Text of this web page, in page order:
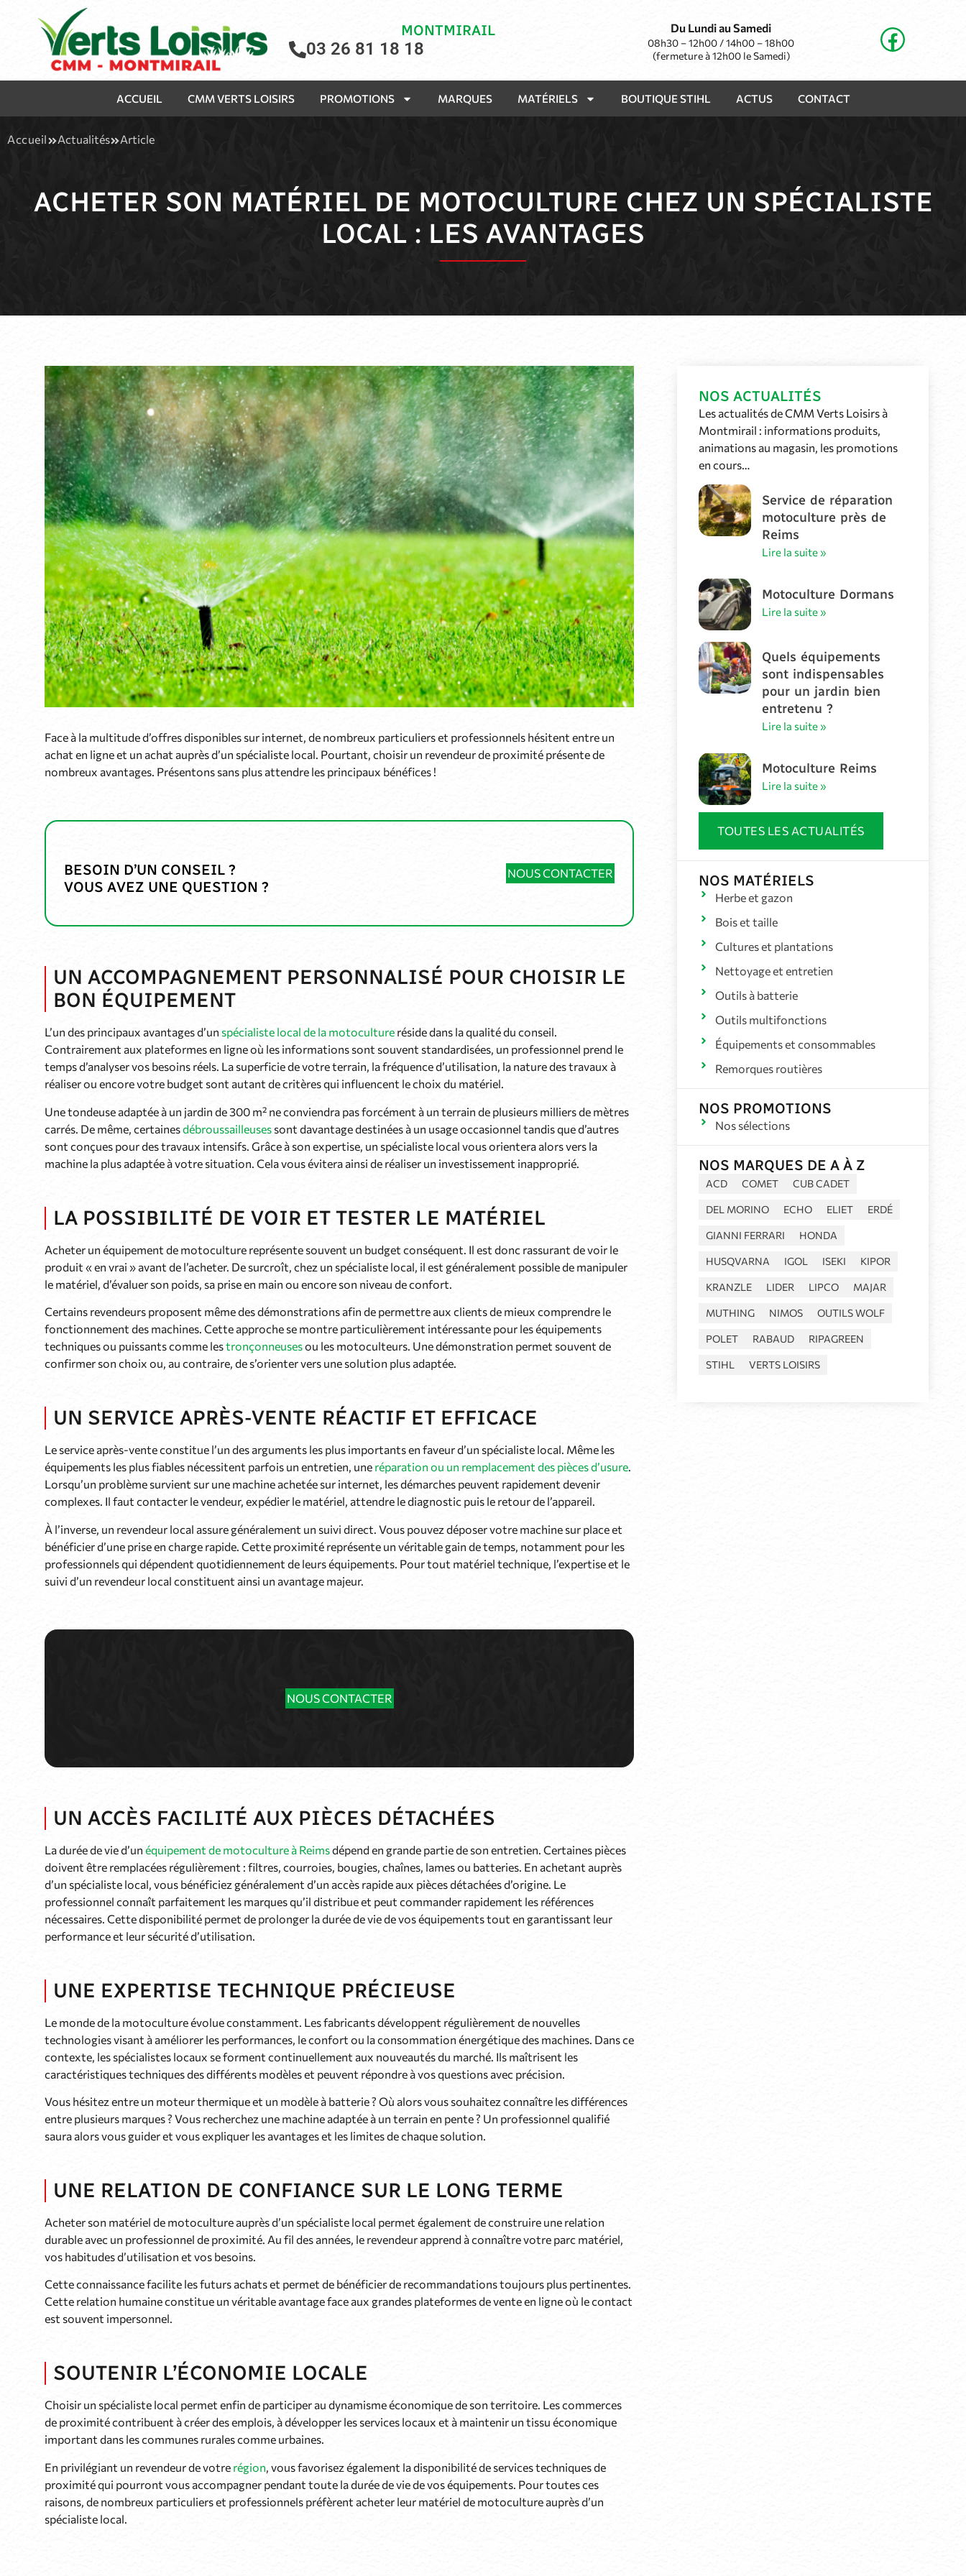
MONTMIRAIL
03 26 81 18 18
Du Lundi au Samedi
08h30 – 12h00 / 14h00 – 18h00
(fermeture à 12h00 le Samedi)
ACCUEIL CMM VERTS LOISIRS PROMOTIONS MARQUES MATÉRIELS BOUTIQUE STIHL ACTUS CONTACT
Accueil Actualités Article
ACHETER SON MATÉRIEL DE MOTOCULTURE CHEZ UN SPÉCIALISTE
LOCAL : LES AVANTAGES
Face à la multitude d’offres disponibles sur internet, de nombreux particuliers et professionnels hésitent entre un
achat en ligne et un achat auprès d’un spécialiste local. Pourtant, choisir un revendeur de proximité présente de
nombreux avantages. Présentons sans plus attendre les principaux bénéfices !
BESOIN D’UN CONSEIL ?
VOUS AVEZ UNE QUESTION ?
NOUS CONTACTER
UN ACCOMPAGNEMENT PERSONNALISÉ POUR CHOISIR LE
BON ÉQUIPEMENT
L’un des principaux avantages d’un spécialiste local de la motoculture réside dans la qualité du conseil.
Contrairement aux plateformes en ligne où les informations sont souvent standardisées, un professionnel prend le
temps d’analyser vos besoins réels. La superficie de votre terrain, la fréquence d’utilisation, la nature des travaux à
réaliser ou encore votre budget sont autant de critères qui influencent le choix du matériel.
Une tondeuse adaptée à un jardin de 300 m² ne conviendra pas forcément à un terrain de plusieurs milliers de mètres
carrés. De même, certainesdébroussailleuses sont davantage destinées à un usage occasionnel tandis que d’autres
sont conçues pour des travaux intensifs. Grâce à son expertise, un spécialiste local vous orientera alors vers la
machine la plus adaptée à votre situation. Cela vous évitera ainsi de réaliser un investissement inapproprié.
LA POSSIBILITÉ DE VOIR ET TESTER LE MATÉRIEL
Acheter un équipement de motoculture représente souvent un budget conséquent. Il est donc rassurant de voir le
produit « en vrai » avant de l’acheter. De surcroît, chez un spécialiste local, il est généralement possible de manipuler
le matériel, d’évaluer son poids, sa prise en main ou encore son niveau de confort.
Certains revendeurs proposent même des démonstrations afin de permettre aux clients de mieux comprendre le
fonctionnement des machines. Cette approche se montre particulièrement intéressante pour les équipements
techniques ou puissants comme lestronçonneusesou les motoculteurs. Une démonstration permet souvent de
confirmer son choix ou, au contraire, de s’orienter vers une solution plus adaptée.
UN SERVICE APRÈS-VENTE RÉACTIF ET EFFICACE
Le service après-vente constitue l’un des arguments les plus importants en faveur d’un spécialiste local. Même les
équipements les plus fiables nécessitent parfois un entretien, une réparation ou un remplacement des pièces d’usure.
Lorsqu’un problème survient sur une machine achetée sur internet, les démarches peuvent rapidement devenir
complexes. Il faut contacter le vendeur, expédier le matériel, attendre le diagnostic puis le retour de l’appareil.
À l’inverse, un revendeur local assure généralement un suivi direct. Vous pouvez déposer votre machine sur place et
bénéficier d’une prise en charge rapide. Cette proximité représente un véritable gain de temps, notamment pour les
professionnels qui dépendent quotidiennement de leurs équipements. Pour tout matériel technique, l’expertise et le
suivi d’un revendeur local constituent ainsi un avantage majeur.
NOUS CONTACTER
UN ACCÈS FACILITÉ AUX PIÈCES DÉTACHÉES
La durée de vie d’un équipement de motoculture à Reimsdépend en grande partie de son entretien. Certaines pièces
doivent être remplacées régulièrement : filtres, courroies, bougies, chaînes, lames ou batteries. En achetant auprès
d’un spécialiste local, vous bénéficiez généralement d’un accès rapide aux pièces détachées d’origine. Le
professionnel connaît parfaitement les marques qu’il distribue et peut commander rapidement les références
nécessaires. Cette disponibilité permet de prolonger la durée de vie de vos équipements tout en garantissant leur
performance et leur sécurité d’utilisation.
UNE EXPERTISE TECHNIQUE PRÉCIEUSE
Le monde de la motoculture évolue constamment. Les fabricants développent régulièrement de nouvelles
technologies visant à améliorer les performances, le confort ou la consommation énergétique des machines. Dans ce
contexte, les spécialistes locaux se forment continuellement aux nouveautés du marché. Ils maîtrisent les
caractéristiques techniques des différents modèles et peuvent répondre à vos questions avec précision.
Vous hésitez entre un moteur thermique et un modèle à batterie ? Où alors vous souhaitez connaître les différences
entre plusieurs marques ? Vous recherchez une machine adaptée à un terrain en pente ? Un professionnel qualifié
saura alors vous guider et vous expliquer les avantages et les limites de chaque solution.
UNE RELATION DE CONFIANCE SUR LE LONG TERME
Acheter son matériel de motoculture auprès d’un spécialiste local permet également de construire une relation
durable avec un professionnel de proximité. Au fil des années, le revendeur apprend à connaître votre parc matériel,
vos habitudes d’utilisation et vos besoins.
Cette connaissance facilite les futurs achats et permet de bénéficier de recommandations toujours plus pertinentes.
Cette relation humaine constitue un véritable avantage face aux grandes plateformes de vente en ligne où le contact
est souvent impersonnel.
SOUTENIR L’ÉCONOMIE LOCALE
Choisir un spécialiste local permet enfin de participer au dynamisme économique de son territoire. Les commerces
de proximité contribuent à créer des emplois, à développer les services locaux et à maintenir un tissu économique
important dans les communes rurales comme urbaines.
En privilégiant un revendeur de votre région , vous favorisez également la disponibilité de services techniques de
proximité qui pourront vous accompagner pendant toute la durée de vie de vos équipements. Pour toutes ces
raisons, de nombreux particuliers et professionnels préfèrent acheter leur matériel de motoculture auprès d’un
spécialiste local.
NOS ACTUALITÉS
Les actualités de CMM Verts Loisirs à
Montmirail : informations produits,
animations au magasin, les promotions
en cours…
Service de réparation
motoculture près de
Reims
Lire la suite »
Motoculture Dormans
Lire la suite »
Quels équipements
sont indispensables
pour un jardin bien
entretenu ?
Lire la suite »
Motoculture Reims
Lire la suite »
TOUTES LES ACTUALITÉS
NOS MATÉRIELS
Herbe et gazon
Bois et taille
Cultures et plantations
Nettoyage et entretien
Outils à batterie
Outils multifonctions
Équipements et consommables
Remorques routières
NOS PROMOTIONS
Nos sélections
NOS MARQUES DE A À Z
ACD COMET CUB CADET
DEL MORINO ECHO ELIET ERDÉ
GIANNI FERRARI HONDA
HUSQVARNA IGOL ISEKI KIPOR
KRANZLE LIDER LIPCO MAJAR
MUTHING NIMOS OUTILS WOLF
POLET RABAUD RIPAGREEN
STIHL VERTS LOISIRS